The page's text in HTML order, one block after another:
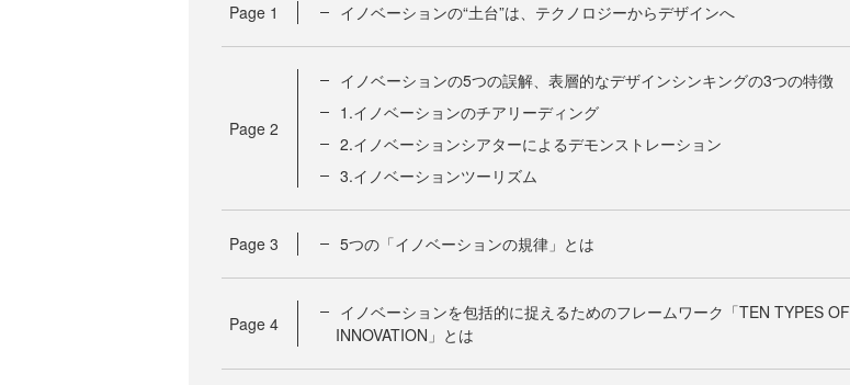
Page 1 イノベーションの“土台”は、テクノロジーからデザインへ
Page 2
イノベーションの5つの誤解、表層的なデザインシンキングの3つの特徴
1.イノベーションのチアリーディング
2.イノベーションシアターによるデモンストレーション
3.イノベーションツーリズム
Page 3 5つの「イノベーションの規律」とは
Page 4
イノベーションを包括的に捉えるためのフレームワーク「TEN TYPES OF
INNOVATION」とは